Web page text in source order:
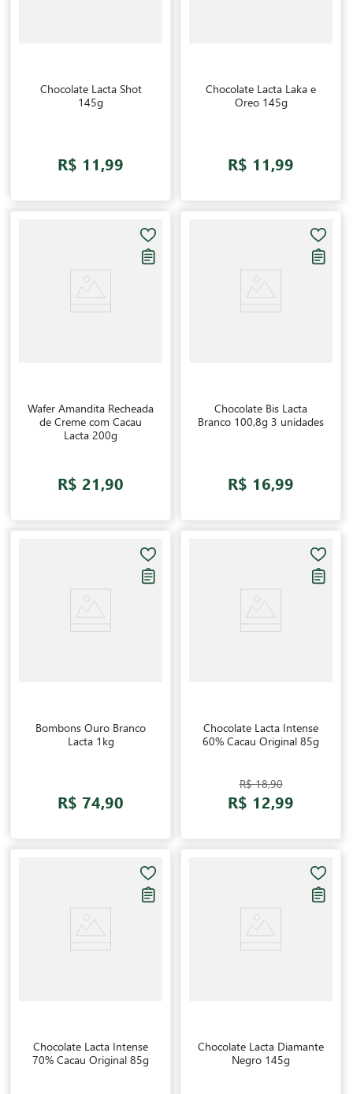
Chocolate Lacta Shot
145g
R$ 11,99
Chocolate Lacta Laka e
Oreo 145g
R$ 11,99
Wafer Amandita Recheada
de Creme com Cacau
Lacta 200g
R$ 21,90
Chocolate Bis Lacta
Branco 100,8g 3 unidades
R$ 16,99
Bombons Ouro Branco
Lacta 1kg
R$ 74,90
Chocolate Lacta Intense
60% Cacau Original 85g
R$ 18,90
R$ 12,99
Chocolate Lacta Intense
70% Cacau Original 85g
Chocolate Lacta Diamante
Negro 145g